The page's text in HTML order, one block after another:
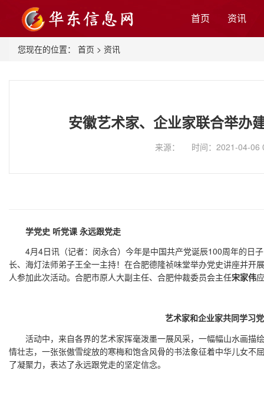
首页 资讯
您现在的位置： 首页 > 资讯
安徽艺术家、企业家联合举办
来源： 时间：2021-04-
学党史 听党课 永远跟党走
4月4日讯（记者：闵永合）今年是中国共产党诞辰100周年的日
长、海灯法师弟子王全一主持！在合肥德隆祯味堂举办党史讲座并开
人参加此次活动。合肥市原人大副主任、合肥仲裁委员会主任宋家伟
艺术家和企业家共同学习
活动中，来自各界的艺术家挥毫泼墨一展风采，一幅幅山水画描
情壮志，一张张傲雪绽放的寒梅和饱含风骨的书法象征着中华儿女不
了凝聚力，表达了永远跟党走的坚定信念。